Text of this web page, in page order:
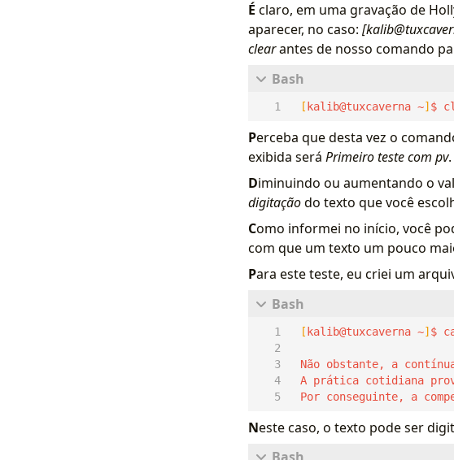
É claro, em uma gravação de
aparecer, no caso:
clearantes de nosso comando
[ kalib@tuxcaverna ~] $
Perceba que desta vez o
exibida será Primeiro teste com pv.
Diminuindo ou aumentando o
digitaçãodo texto que você
Como informei no início, você
com que um texto um pouco
Para este teste, eu criei um
[ kalib@tuxcaverna ~]
Por conseguinte, a
Neste caso, o texto pode ser